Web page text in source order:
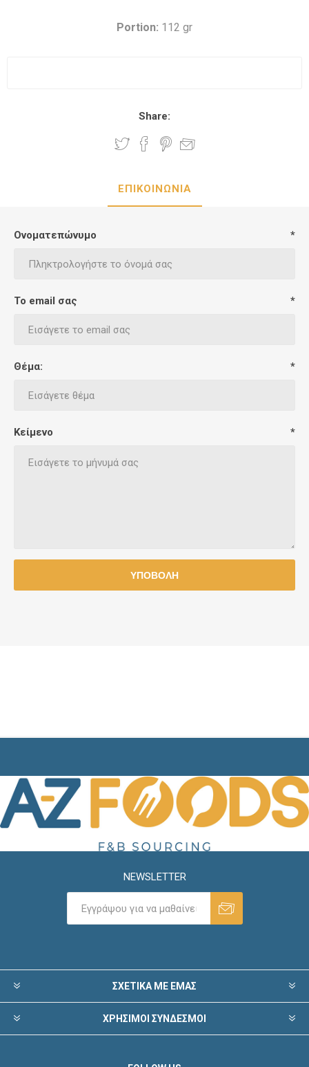
Portion: 112 gr
Share:
ΕΠΙΚΟΙΝΩΝΙΑ
Ονοματεπώνυμο *
Το email σας *
Θέμα: *
Κείμενο *
NEWSLETTER
ΣΧΕΤΙΚΑ ΜΕ ΕΜΑΣ
ΧΡΗΣΙΜΟΙ ΣΥΝΔΕΣΜΟΙ